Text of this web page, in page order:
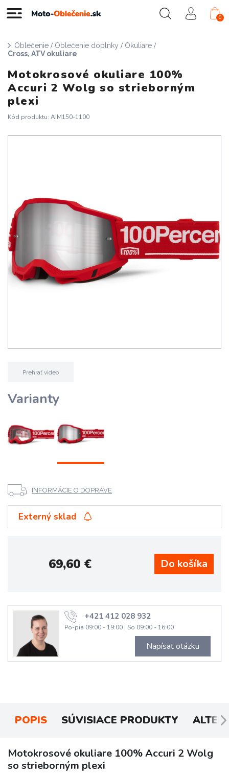
0
Oblečenie / Oblečenie doplnky / Okuliare /
Cross, ATV okuliare
Motokrosové okuliare 100%
Accuri 2 Wolg so strieborným
plexi
Kód produktu: AIM150-1100
Prehrať video
Varianty
INFORMÁCIE O DOPRAVE
Externý sklad
69,60€
+421 412 028 932
Po-pia 09:00 - 19:00 | So 09:00 - 16:00
Napísať otázku
POPIS SÚVISIACE PRODUKTY
Motokrosové okuliare 100% Accuri 2 Wolg
so strieborným plexi